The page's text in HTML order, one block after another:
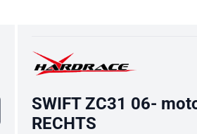
SWIFT ZC31 06-
RECHTS